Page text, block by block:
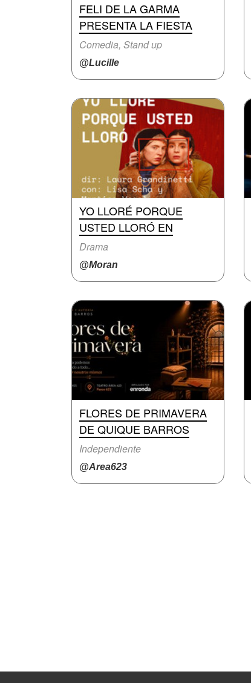
FELI DE LA GARMA
PRESENTA LA FIESTA
Comedia, Stand up
@Lucille
YO LLORÉ PORQUE
USTED LLORÓ EN
Drama
@Moran
FLORES DE PRIMAVERA
DE QUIQUE BARROS
Independiente
@Area623